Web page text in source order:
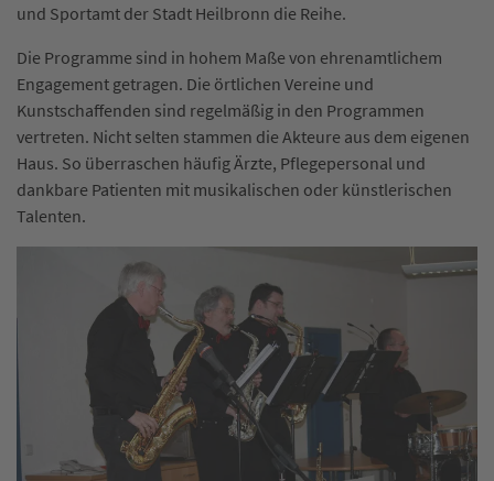
und Sportamt der Stadt Heilbronn die Reihe.
Die Programme sind in hohem Maße von ehrenamtlichem
Engagement getragen. Die örtlichen Vereine und
Kunstschaffenden sind regelmäßig in den Programmen
vertreten. Nicht selten stammen die Akteure aus dem eigenen
Haus. So überraschen häufig Ärzte, Pflegepersonal und
dankbare Patienten mit musikalischen oder künstlerischen
Talenten.